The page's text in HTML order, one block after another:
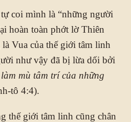
coi mình là “những người
hoàn toàn phớt lờ Thiên
Vua của thế giới tâm linh
như vậy đã bị lừa dối bởi
mù tâm trí của những
tô 4:4).
thế giới tâm linh cũng chân